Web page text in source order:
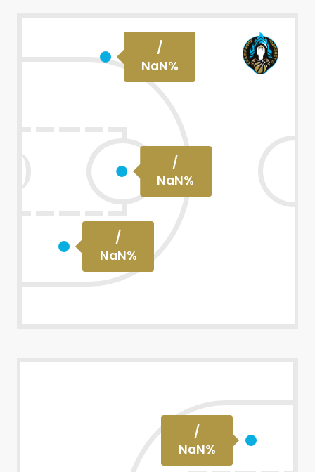
/
NaN%
/
NaN%
/
NaN%
/
NaN%